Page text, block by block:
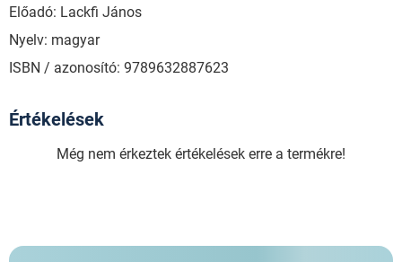
Előadó: Lackfi János
Nyelv: magyar
ISBN / azonosító: 9789632887623
Értékelések
Még nem érkeztek értékelések erre a termékre!